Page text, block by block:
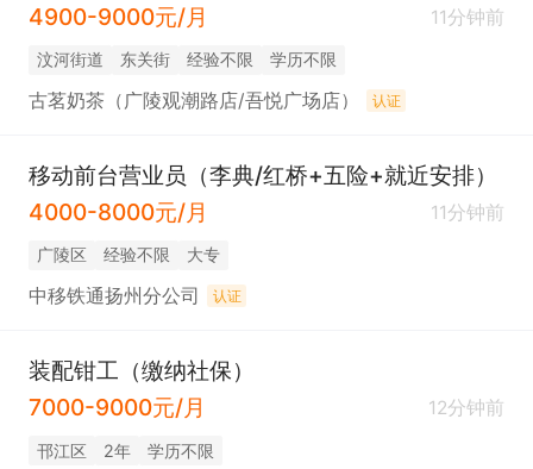
4900-9000元/月
11分钟前
汶河街道 东关街 经验不限 学历不限
古茗奶茶（广陵观潮路店/吾悦广场店） 认证
移动前台营业员（李典/红桥+五险+就近安排）
4000-8000元/月
11分钟前
广陵区 经验不限 大专
中移铁通扬州分公司 认证
装配钳工（缴纳社保）
7000-9000元/月
12分钟前
邗江区 2年 学历不限